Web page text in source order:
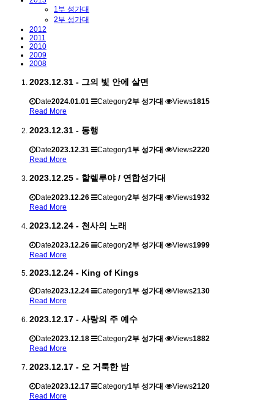
1부 성가대
2부 성가대
2012
2011
2010
2009
2008
2023.12.31 - 그의 빛 안에 살면
Date2024.01.01 Category2부 성가대 Views1815
Read More
2023.12.31 - 동행
Date2023.12.31 Category1부 성가대 Views2220
Read More
2023.12.25 - 할렐루야 / 연합성가대
Date2023.12.26 Category2부 성가대 Views1932
Read More
2023.12.24 - 천사의 노래
Date2023.12.26 Category2부 성가대 Views1999
Read More
2023.12.24 - King of Kings
Date2023.12.24 Category1부 성가대 Views2130
Read More
2023.12.17 - 사랑의 주 예수
Date2023.12.18 Category2부 성가대 Views1882
Read More
2023.12.17 - 오 거룩한 밤
Date2023.12.17 Category1부 성가대 Views2120
Read More